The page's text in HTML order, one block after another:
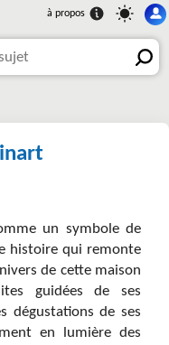
un symbole de
histoire qui remonte
de cette maison
guidées de ses
dégustations de ses
en lumière des